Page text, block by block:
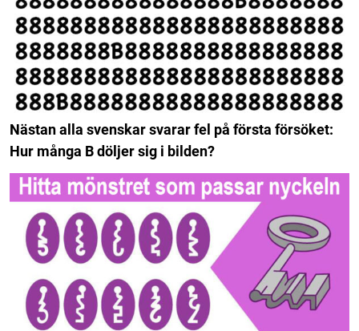
Nästan alla svenskar svarar fel på första försöket:
Hur många B döljer sig i bilden?